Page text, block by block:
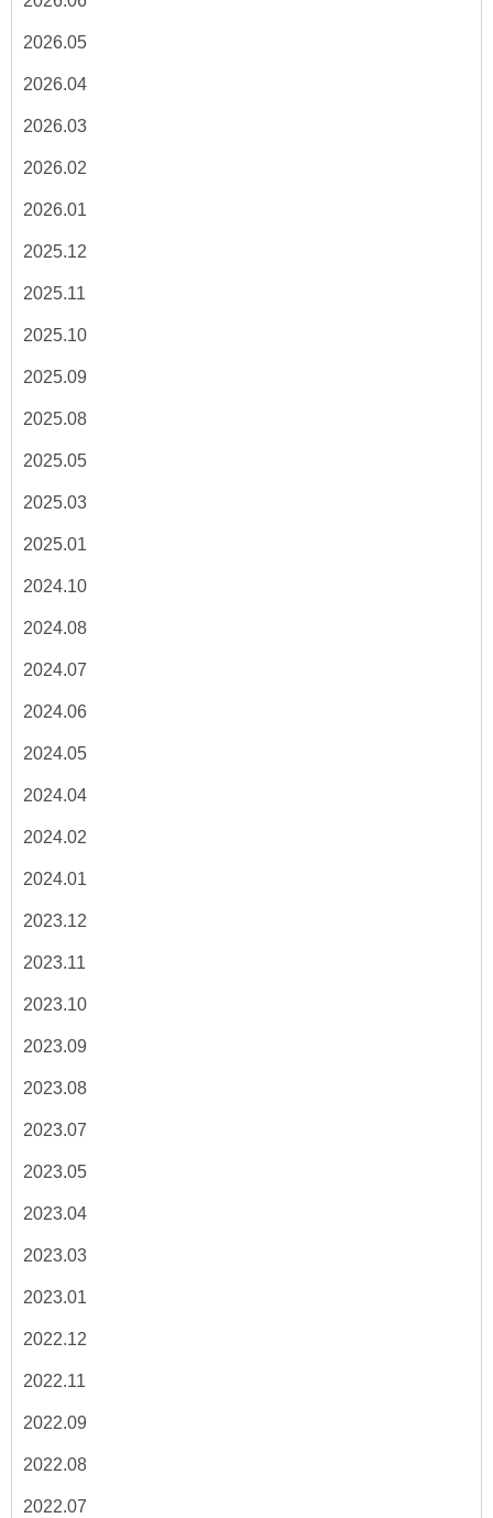
2026.05
2026.04
2026.03
2026.02
2026.01
2025.12
2025.11
2025.10
2025.09
2025.08
2025.05
2025.03
2025.01
2024.10
2024.08
2024.07
2024.06
2024.05
2024.04
2024.02
2024.01
2023.12
2023.11
2023.10
2023.09
2023.08
2023.07
2023.05
2023.04
2023.03
2023.01
2022.12
2022.11
2022.09
2022.08
2022.07